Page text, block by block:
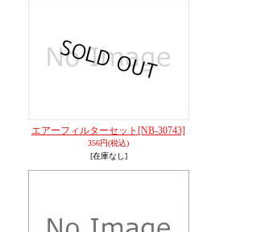
エアーフィルターセット [NB-30743]
356円(税込)
[在庫なし]